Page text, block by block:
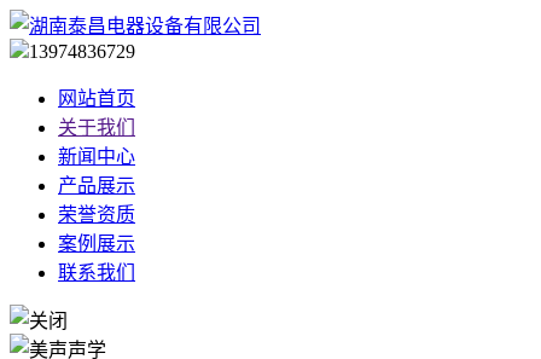
13974836729
网站首页
关于我们
新闻中心
产品展示
荣誉资质
案例展示
联系我们